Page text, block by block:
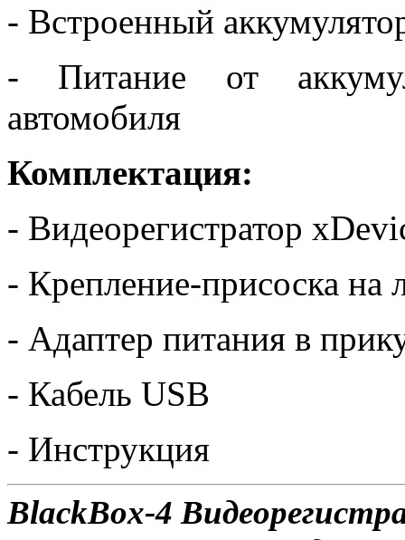
- Встроенный
- Питание от
автомобиля
Комплектация:
- Видеорегистратор
- Крепление-присоска на
- Адаптер питания в
- Кабель USB
- Инструкция
BlackBox-4